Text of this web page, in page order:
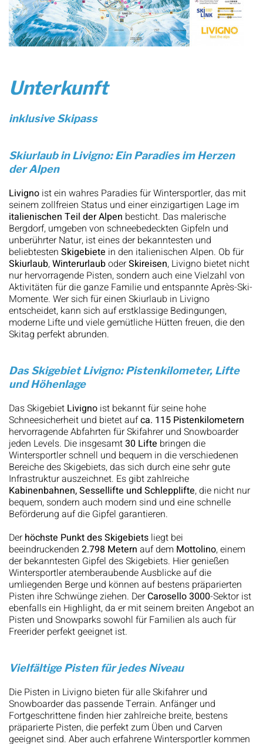
Unterkunft
inklusive Skipass
Skiurlaub in Livigno: Ein Paradies im Herzen
der Alpen
Livigno ist ein wahres Paradies für Wintersportler, das mit
seinem zollfreien Status und einer einzigartigen Lage im
italienischen Teil der Alpen besticht. Das malerische
Bergdorf, umgeben von schneebedeckten Gipfeln und
unberührter Natur, ist eines der bekanntesten und
beliebtesten Skigebiete in den italienischen Alpen. Ob für
Skiurlaub,WinterurlauboderSkireisen, Livigno bietet nicht
nur hervorragende Pisten, sondern auch eine Vielzahl von
Aktivitäten für die ganze Familie und entspannte Après-Ski-
Momente. Wer sich für einen Skiurlaub in Livigno
entscheidet, kann sich auf erstklassige Bedingungen,
moderne Lifte und viele gemütliche Hütten freuen, die den
Skitag perfekt abrunden.
Das Skigebiet Livigno: Pistenkilometer, Lifte
und Höhenlage
Das Skigebiet Livigno ist bekannt für seine hohe
Schneesicherheit und bietet aufca. 115 Pistenkilometern
hervorragende Abfahrten für Skifahrer und Snowboarder
jeden Levels. Die insgesamt30 Lifte bringen die
Wintersportler schnell und bequem in die verschiedenen
Bereiche des Skigebiets, das sich durch eine sehr gute
Infrastruktur auszeichnet. Es gibt zahlreiche
Kabinenbahnen, Sessellifte und Schlepplifte, die nicht nur
bequem, sondern auch modern sind und eine schnelle
Beförderung auf die Gipfel garantieren.
Der höchste Punkt des Skigebiets liegt bei
beeindruckenden 2.798 Metern auf dem Mottolino, einem
der bekanntesten Gipfel des Skigebiets. Hier genießen
Wintersportler atemberaubende Ausblicke auf die
umliegenden Berge und können auf bestens präparierten
Pisten ihre Schwünge ziehen. Der Carosello 3000-Sektor ist
ebenfalls ein Highlight, da er mit seinem breiten Angebot an
Pisten und Snowparks sowohl für Familien als auch für
Freerider perfekt geeignet ist.
Vielfältige Pisten für jedes Niveau
Die Pisten in Livigno bieten für alle Skifahrer und
Snowboarder das passende Terrain. Anfänger und
Fortgeschrittene finden hier zahlreiche breite, bestens
präparierte Pisten, die perfekt zum Üben und Carven
geeignet sind. Aber auch erfahrene Wintersportler kommen